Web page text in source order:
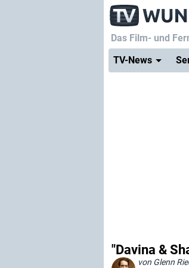
Das Film- und
TV-News
"Davina &
von Glenn